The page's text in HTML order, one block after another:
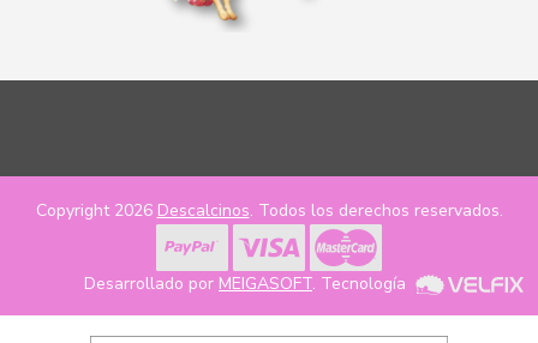
Copyright 2026 Descalcinos. Todos los derechos reservados.
Desarrollado por MEIGASOFT. Tecnología